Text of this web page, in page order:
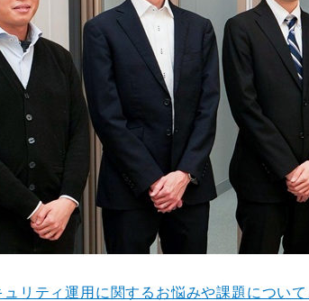
ュリティ運用に関するお悩みや課題につい